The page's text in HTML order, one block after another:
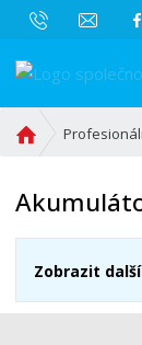
v
d
s
Zobrazit